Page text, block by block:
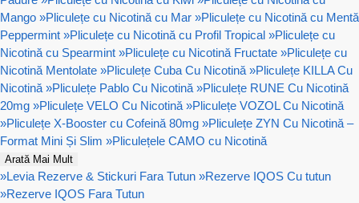
Mango »Pliculețe cu Nicotină cu Mar »Pliculețe cu Nicotină cu Mentă
Peppermint »Pliculețe cu Nicotină cu Profil Tropical »Pliculețe cu
Nicotină cu Spearmint »Pliculețe cu Nicotină Fructate »Pliculețe cu
Nicotină Mentolate »Pliculețe Cuba Cu Nicotină »Pliculețe KILLA Cu
Nicotină »Pliculețe Pablo Cu Nicotină »Pliculețe RUNE Cu Nicotină
20mg »Pliculețe VELO Cu Nicotină »Pliculețe VOZOL Cu Nicotină
»Pliculețe X-Booster cu Cofeină 80mg »Pliculețe ZYN Cu Nicotină –
Format Mini Și Slim »Pliculețele CAMO cu Nicotină
Arată Mai Mult
»Levia Rezerve & Stickuri Fara Tutun »Rezerve IQOS Cu tutun
»Rezerve IQOS Fara Tutun